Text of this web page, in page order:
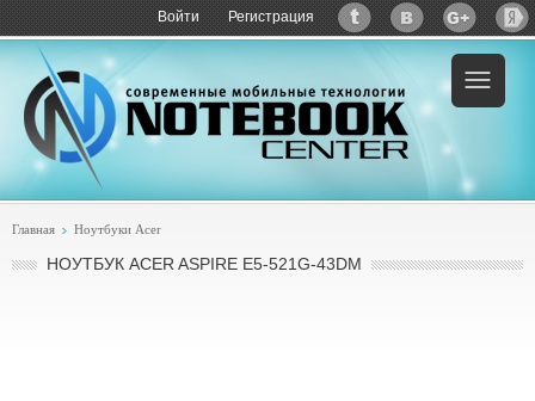
Войти Регистрация
Пример:купить Acer Aspire E5-521G-43DM
Главная Ноутбуки Acer
НОУТБУК ACER ASPIRE E5-521G-43DM